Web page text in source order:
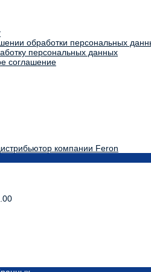
обработки персональных
персональных данных
соглашение